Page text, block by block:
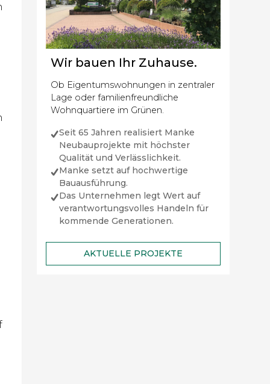
Wir bauen Ihr Zuhause.
Ob Eigentumswohnungen in zentraler
Lage oder familienfreundliche
Wohnquartiere im Grünen.
Seit 65 Jahren realisiert Manke
Neubauprojekte mit höchster
Qualität und Verlässlichkeit.
Manke setzt auf hochwertige
Bauausführung.
Das Unternehmen legt Wert auf
verantwortungsvolles Handeln für
kommende Generationen.
AKTUELLE PROJEKTE